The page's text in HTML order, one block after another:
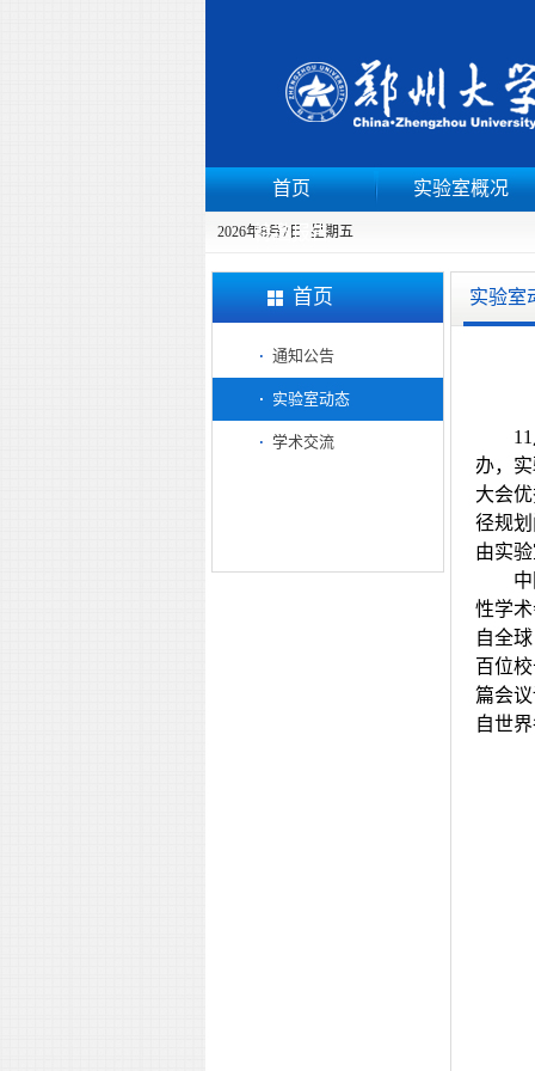
首页 实验室概况
特邀报告
2026年8月7日 星期五
首页
通知公告
实验室动态
学术交流
实验室
办，实
大会
径规
由实
性学
自全
百位
篇会
自世